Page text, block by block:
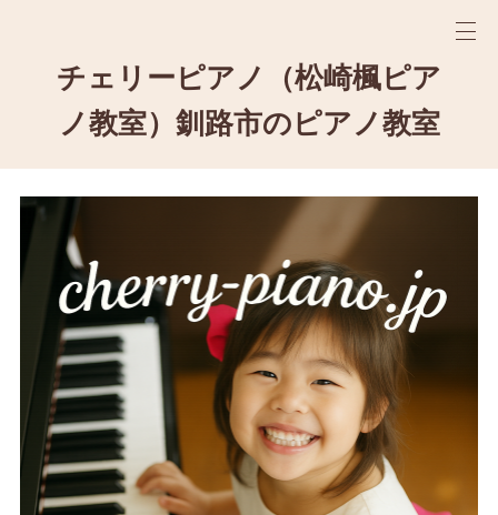
チェリーピアノ（松崎楓ピア
ノ教室）釧路市のピアノ教室